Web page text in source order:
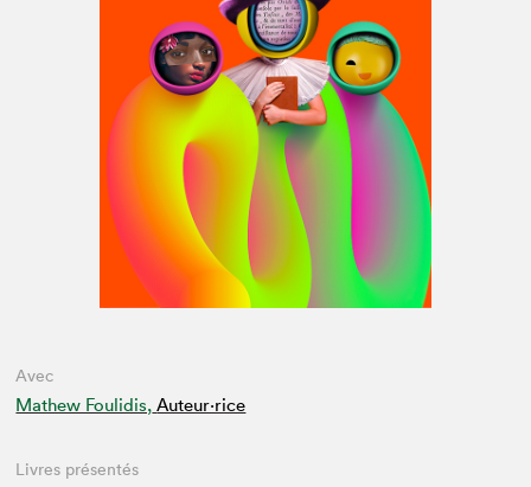
Avec
Mathew Foulidis, Auteur·rice
Livres présentés